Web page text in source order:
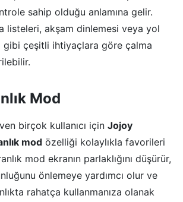
sahip olduğu anlamına gelir.
listeleri, akşam dinlemesi veya yol
gibi çeşitli ihtiyaçlara göre çalma
Mod
birçok kullanıcı için Jojoy
mod özelliği kolaylıkla favorileri
mod ekranın parlaklığını düşürür,
önlemeye yardımcı olur ve
rahatça kullanmanıza olanak